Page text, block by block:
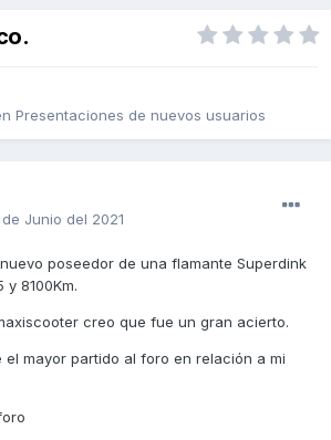
Presentaciones de nuevos usuarios
de Junio del 2021
poseedor de una flamante Superdink
y 8100Km.
creo que fue un gran acierto.
el mayor partido al foro en relación a mi